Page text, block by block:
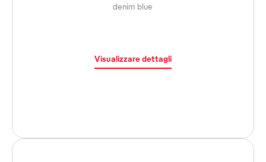
denim blue
Visualizzare dettagli